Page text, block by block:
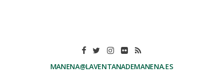
MANENA@LAVENTANADEMANENA.ES